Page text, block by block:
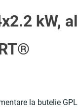
kW,
la butelie